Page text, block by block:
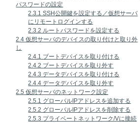
パスワードの設定
2.3.1 SSH公開鍵を設定する／仮想サーバ
にリモートログインする
2.3.2 ルートパスワードを設定する
2.4 仮想サーバのデバイスの取り付けと取り外
し
2.4.1 ブートデバイスを取り付ける
2.4.2 ブートデバイスを取り外す
2.4.3 データデバイスを取り付ける
2.4.4 データデバイスを取り外す
2.5 仮想サーバのネットワーク設定
2.5.1 グローバルIPアドレスを追加する
2.5.2 グローバルIPアドレスを削除する
2.5.3 プライベートネットワーク/Vに接続